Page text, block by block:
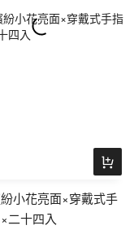
小花亮面×穿戴式手
二十四入